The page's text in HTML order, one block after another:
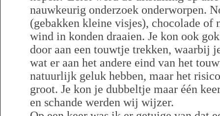
nauwkeurig onderzoek onderworpen.
(gebakken kleine visjes), chocolade of
wind in konden draaien. Je kon ook
door aan een touwtje trekken, waarbij
wat er aan het andere eind van het
natuurlijk geluk hebben, maar het
groot. Je kon je dubbeltje maar één
en schande werden wij wijzer.